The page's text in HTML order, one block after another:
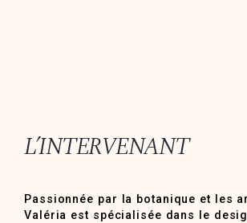
L’INTERVENANT
Passionnée par la botanique et les
Valéria est spécialisée dans le